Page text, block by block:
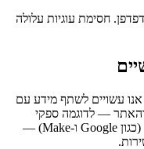
חסימת עוגיות עלולה
עשויים לשתף מידע עם
— לדוגמה ספקי
תשתית ענן, מערכות CRM, וכלי אוטומציה (כגון Google ו-Make) —